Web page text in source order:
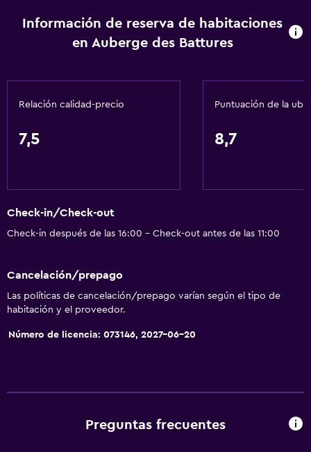
Para no fumadores
Fregadero bajo
Plantas superiores accesibles por ascensor
Internet
Toallas
Artículos de aseo gratis
Champú
Alarma de humo
Aire acondicionado
Información de reserva de habitaciones
en Auberge des Battures
Relación calidad-precio
7,5
Puntuación de la
8,7
Check-in/Check-out
Check-in después de las 16:00 - Check-out antes de las 11:00
Cancelación/prepago
Las políticas de cancelación/prepago varían según el tipo de
habitación y el proveedor.
Número de licencia: 073146, 2027-06-20
Preguntas frecuentes